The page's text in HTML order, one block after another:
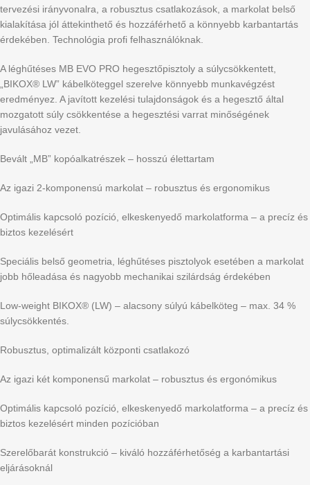
tervezési irányvonalra, a robusztus csatlakozások, a markolat belső
kialakítása jól áttekinthető és hozzáférhető a könnyebb karbantartás
érdekében. Technológia profi felhasználóknak.
A léghűtéses MB EVO PRO hegesztőpisztoly a súlycsökkentett,
„BIKOX® LW” kábelköteggel szerelve könnyebb munkavégzést
eredményez. A javított kezelési tulajdonságok és a hegesztő által
mozgatott súly csökkentése a hegesztési varrat minőségének
javulásához vezet.
Bevált „MB” kopóalkatrészek – hosszú élettartam
Az igazi 2-komponensú markolat – robusztus és ergonomikus
Optimális kapcsoló pozíció, elkeskenyedő markolatforma – a precíz és
biztos kezelésért
Speciális belső geometria, léghűtéses pisztolyok esetében a markolat
jobb hőleadása és nagyobb mechanikai szilárdság érdekében
Low-weight BIKOX® (LW) – alacsony súlyú kábelköteg – max. 34 %
súlycsökkentés.
Robusztus, optimalizált központi csatlakozó
Az igazi két komponensű markolat – robusztus és ergonómikus
Optimális kapcsoló pozíció, elkeskenyedő markolatforma – a precíz és
biztos kezelésért minden pozícióban
Szerelőbarát konstrukció – kiváló hozzáférhetőség a karbantartási
eljárásoknál